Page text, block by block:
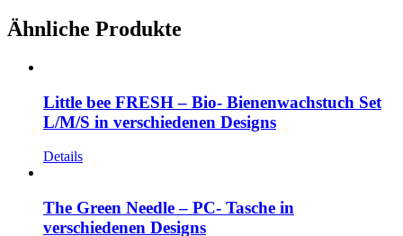
Ähnliche Produkte
Little bee FRESH – Bio- Bienenwachstuch Set
L/M/S in verschiedenen Designs
Details
The Green Needle – PC- Tasche in
verschiedenen Designs